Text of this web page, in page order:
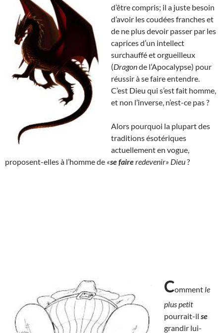
d’être compris; il a juste besoin
d’avoir les coudées franches et
de ne plus devoir passer par les
caprices d’un intellect
surchauffé et orgueilleux
(Dragonde l’Apocalypse) pour
réussir à se faire entendre.
C’est Dieu qui s’est fait homme,
et non l’inverse, n’est-ce pas ?
Alors pourquoi la plupart des
traditions ésotériques
actuellement en vogue,
proposent-elles à l’homme de «se faireredevenir» Dieu?
Comment le
plus petit
pourrait-il se
grandir lui-